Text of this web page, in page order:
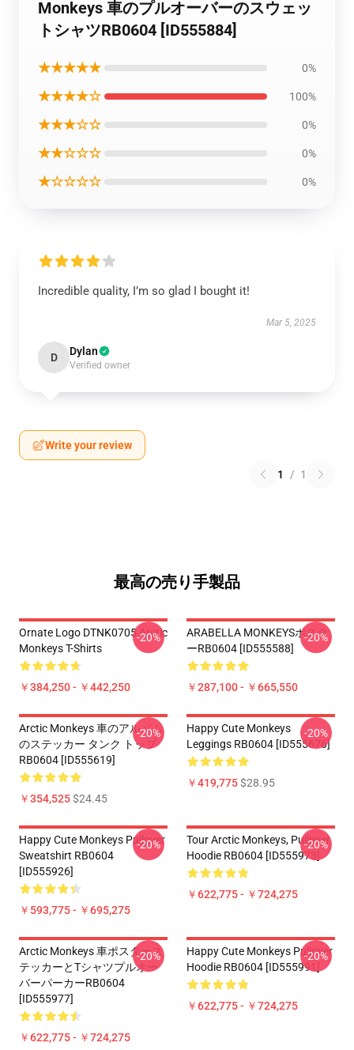
Monkeys 車のプルオーバーのスウェッ
トシャツRB0604 [ID555884]
★★★★★ 0%
★★★★☆ 100%
★★★☆☆ 0%
★★☆☆☆ 0%
★☆☆☆☆ 0%
Incredible quality, I’m so glad I bought it!
Mar 5, 2025
D Dylan
Verified owner
Write your review
1 / 1
最高の売り手製品
Ornate Logo DTNK0705 Arctic
Monkeys T-Shirts
￥384,250 - ￥442,250
-20%
ARABELLA MONKEYSポスタ
ーRB0604 [ID555588]
￥287,100 - ￥665,550
-20%
Arctic Monkeys 車のアルバム
のステッカー タンク トップ
RB0604 [ID555619]
￥354,525$24.45
-20%
Happy Cute Monkeys
Leggings RB0604 [ID555676]
￥419,775$28.95
-20%
Happy Cute Monkeys Pullover
Sweatshirt RB0604
[ID555926]
￥593,775 - ￥695,275
-20%
Tour Arctic Monkeys, Pullover
Hoodie RB0604 [ID555973]
￥622,775 - ￥724,275
-20%
Arctic Monkeys 車ポスタース
テッカーとTシャツプルオー
バーパーカーRB0604
[ID555977]
￥622,775 - ￥724,275
-20%
Happy Cute Monkeys Pullover
Hoodie RB0604 [ID555991]
￥622,775 - ￥724,275
-20%